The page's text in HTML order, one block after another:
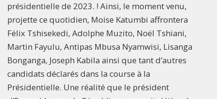
présidentielle de 2023. ! Ainsi, le moment venu,
projette ce quotidien, Moise Katumbi affrontera
Félix Tshisekedi, Adolphe Muzito, Noël Tshiani,
Martin Fayulu, Antipas Mbusa Nyamwisi, Lisanga
Bonganga, Joseph Kabila ainsi que tant d’autres
candidats déclarés dans la course à la
Présidentielle. Une réalité que le président